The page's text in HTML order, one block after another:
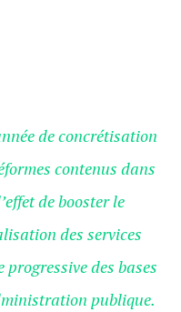
de concrétisation
contenus dans
de booster le
des services
des bases
publique.